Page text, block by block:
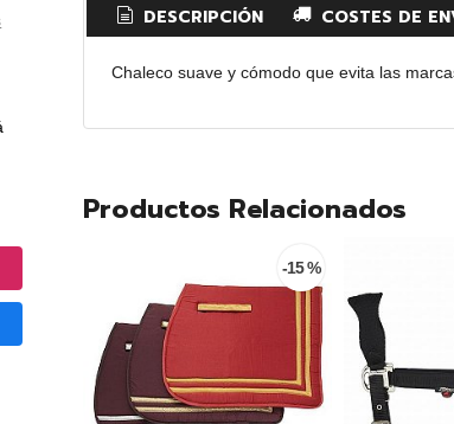
DESCRIPCIÓN COSTES DE
Chaleco suave y cómodo que evita las
Productos Relacionados
-15 %